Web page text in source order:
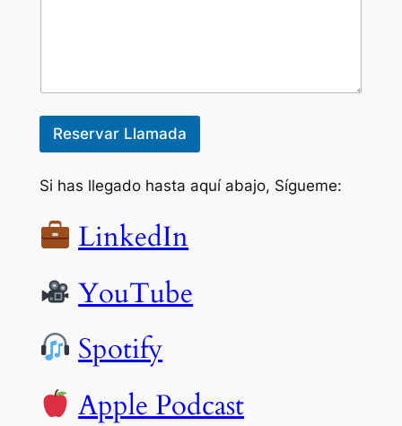
Reservar Llamada
Si has llegado hasta aquí abajo, Sígueme:
LinkedIn
YouTube
Spotify
Apple Podcast